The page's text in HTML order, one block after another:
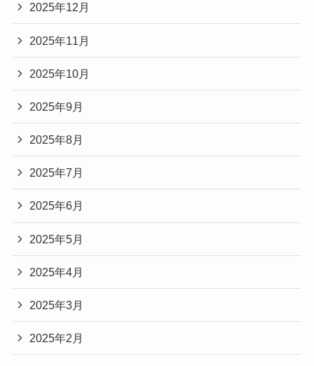
2025年12月
2025年11月
2025年10月
2025年9月
2025年8月
2025年7月
2025年6月
2025年5月
2025年4月
2025年3月
2025年2月